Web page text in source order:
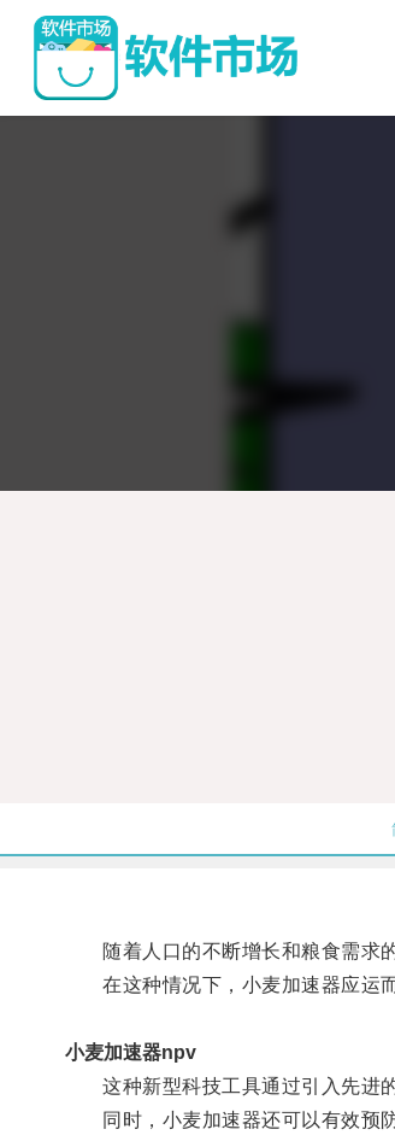
随着人口的不断增长和粮食需求的
在这种情况下，小麦加速器应运而
小麦加速器npv
这种新型科技工具通过引入先进的
同时，小麦加速器还可以有效预防